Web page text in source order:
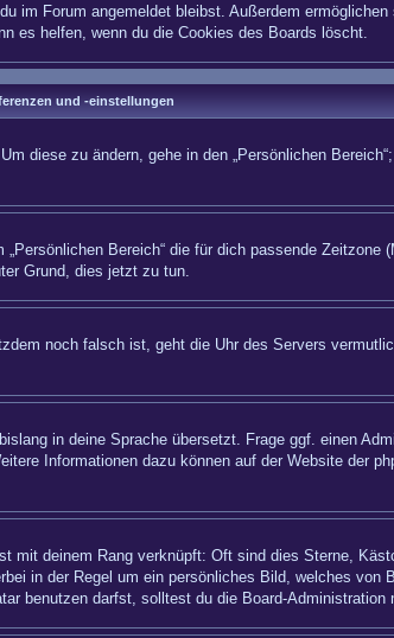
Forum angemeldet bleibst. Außerdem
es helfen, wenn du die Cookies des Boards löscht.
und -einstellungen
diese zu ändern, gehe in den „Persönlichen
Bereich“ die für dich passende
Grund, dies jetzt zu tun.
noch falsch ist, geht die Uhr des Servers
in deine Sprache übersetzt. Frage ggf. einen
Informationen dazu können auf der Website der
deinem Rang verknüpft: Oft sind dies Sterne,
in der Regel um ein persönliches Bild, welches
benutzen darfst, solltest du die Board-Administration